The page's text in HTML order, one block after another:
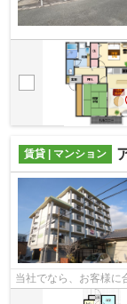
賃貸 | マンション
当社でなら、お客様に